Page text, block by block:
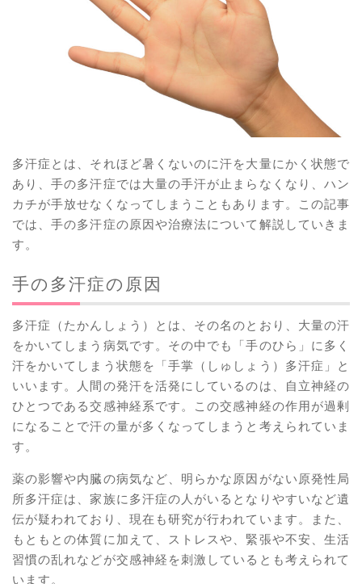
多汗症とは、それほど暑くないのに汗を大量にかく状態で
あり、手の多汗症では大量の手汗が止まらなくなり、ハン
カチが手放せなくなってしまうこともあります。この記事
では、手の多汗症の原因や治療法について解説していきま
す。
手の多汗症の原因
多汗症（たかんしょう）とは、その名のとおり、大量の汗
をかいてしまう病気です。その中でも「手のひら」に多く
汗をかいてしまう状態を「手掌（しゅしょう）多汗症」と
いいます。人間の発汗を活発にしているのは、自立神経の
ひとつである交感神経系です。この交感神経の作用が過剰
になることで汗の量が多くなってしまうと考えられていま
す。
薬の影響や内臓の病気など、明らかな原因がない原発性局
所多汗症は、家族に多汗症の人がいるとなりやすいなど遺
伝が疑われており、現在も研究が行われています。また、
もともとの体質に加えて、ストレスや、緊張や不安、生活
習慣の乱れなどが交感神経を刺激しているとも考えられて
います。